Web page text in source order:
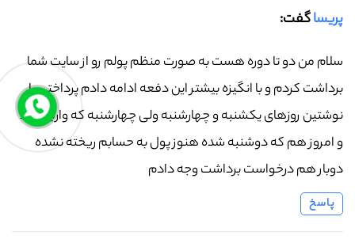
پریساگفت:
سلام من دو تا دوره هست به صورت منظم پولم رو از سایت شما
برداشت کردم و با انگیزه بیشتر این دفعه ادامه دادم پرداختی را
نوشتین روزهای یکشنبه و چهارشنبه ولی چهارشنبه که واریز نشد
و امروز هم که دوشنبه شده هنوز پول به حسابم ریخته نشده
دوبار هم درخواست برداشت وجه دادم
پاسخ